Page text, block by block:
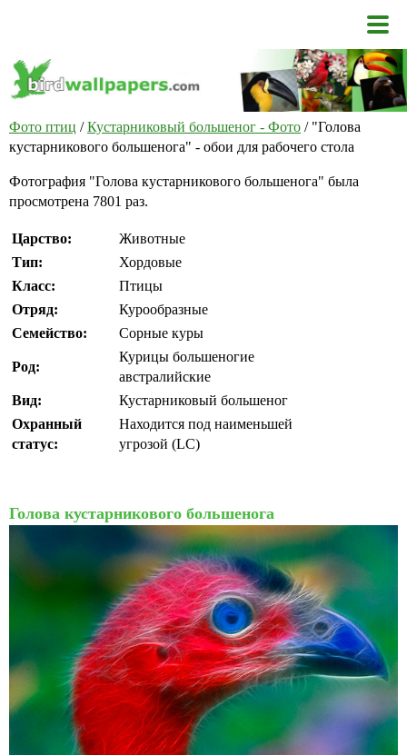
Фото птиц /Кустарниковый большеног - Фото / "Голова
кустарникового большенога" - обои для рабочего стола
Фотография "Голова кустарникового большенога" была
просмотрена 7801 раз.
Царство:
Животные
Тип:
Хордовые
Класс:
Птицы
Отряд:
Курообразные
Семейство:
Сорные куры
Род:
Курицы большеногие
австралийские
Вид:
Кустарниковый большеног
Охранный
статус:
Находится под наименьшей
угрозой (LC)
Голова кустарникового большенога